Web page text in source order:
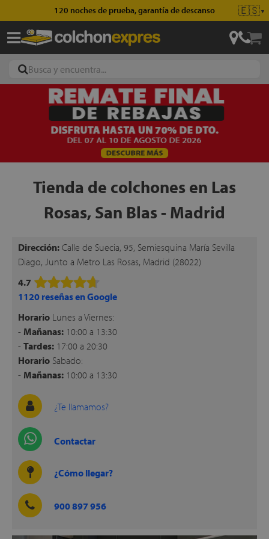
120 noches de prueba, garantía de descanso 🇪🇸▼
Tienda de colchones en Las
Rosas, San Blas - Madrid
Dirección: Calle de Suecia, 95, Semiesquina María Sevilla
Diago, Junto a Metro Las Rosas, Madrid (28022)
4.7
1120 reseñas en Google
Horario Lunes a Viernes:
- Mañanas: 10:00 a 13:30
- Tardes: 17:00 a 20:30
Horario Sabado:
- Mañanas: 10:00 a 13:30
¿Te llamamos?
Contactar
¿Cómo llegar?
900 897 956